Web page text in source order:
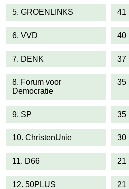
5. GROENLINKS 41
6. VVD 40
7. DENK 37
8. Forum voor
Democratie
35
9. SP 35
10. ChristenUnie 30
11. D66 21
12. 50PLUS 21